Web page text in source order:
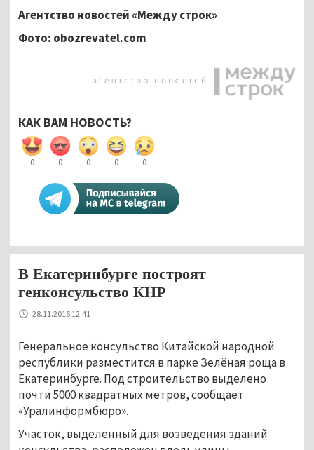
Агентство новостей «Между строк»
Фото: obozrevatel.com
КАК ВАМ НОВОСТЬ?
0 0 0 0 0
В Екатеринбурге построят
генконсульство КНР
28.11.2016 12:41
Генеральное консульство Китайской народной
республики разместится в парке Зелёная роща в
Екатеринбурге. Под строительство выделено
почти 5000 квадратных метров, сообщает
«Уралинформбюро».
Участок, выделенный для возведения зданий